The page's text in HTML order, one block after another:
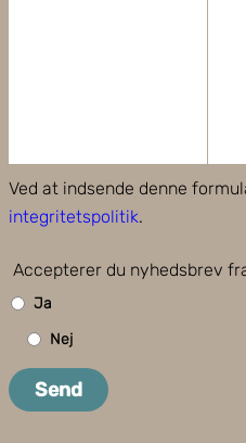
Ved at indsende denne
integritetspolitik.
Accepterer du nyhedsbrev
Ja
Nej
Send